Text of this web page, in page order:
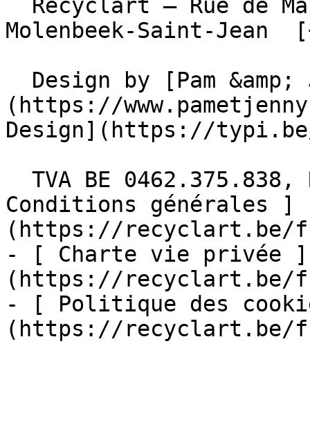
Molenbeek-Saint-
(https://
Design](https://
Conditions générales ]
(https://recyclart.be/
- [ Charte vie privée ]
(https://recyclart.be/
- [ Politique des